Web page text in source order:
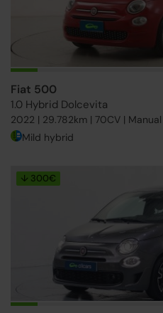
Fiat 500
1.0 Hybrid Dolcevita
2022 | 29.782km | 70CV | Manual
Mild hybrid
↓ 300€